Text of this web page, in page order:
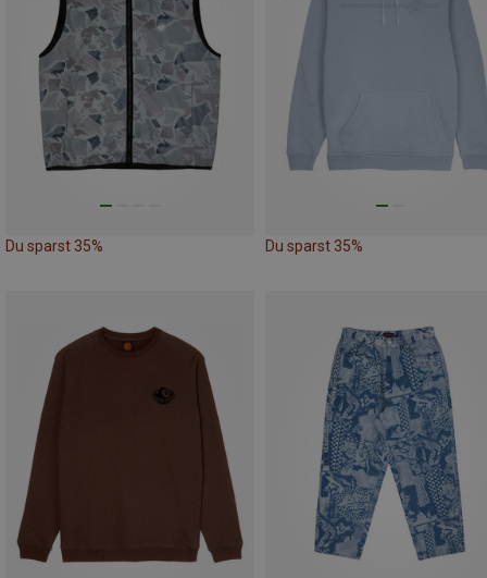
Du sparst 35% Du sparst 35%